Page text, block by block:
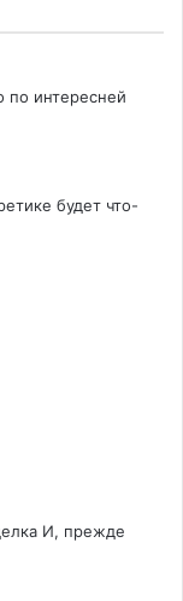
по интересней
будет что-
И, прежде